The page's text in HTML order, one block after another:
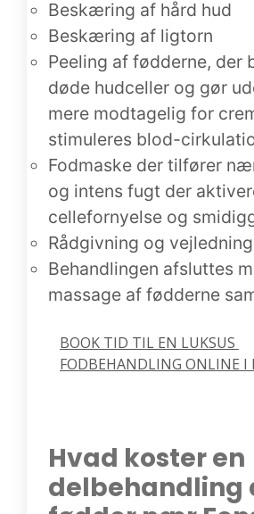
Beskæring af hård hud
Beskæring af ligtorn
Peeling af fødderne, der
døde hudceller og gør
mere modtagelig for
stimuleres blod-
Fodmaske der tilfører
og intens fugt der
cellefornyelse og
Rådgivning og vejledning
Behandlingen afsluttes
massage af fødderne
BOOK TID TIL EN LUKSUS
FODBEHANDLING ONLINE I
Hvad koster en
delbehandling